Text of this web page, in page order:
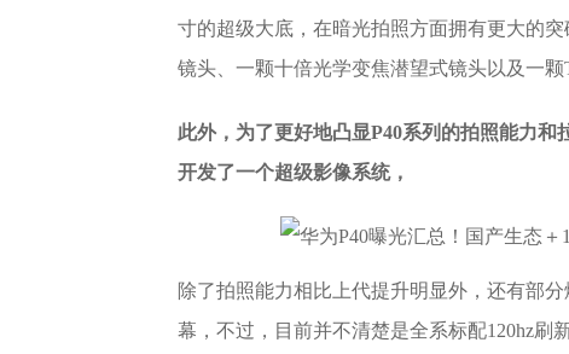
寸的超级大底，在暗光拍照方面拥有更大的
镜头、一颗十倍光学变焦潜望式镜头以及一颗
此外，为了更好地凸显P40系列的拍照能力和
开发了一个超级影像系统，
除了拍照能力相比上代提升明显外，还有部
幕，不过，目前并不清楚是全系标配120hz刷